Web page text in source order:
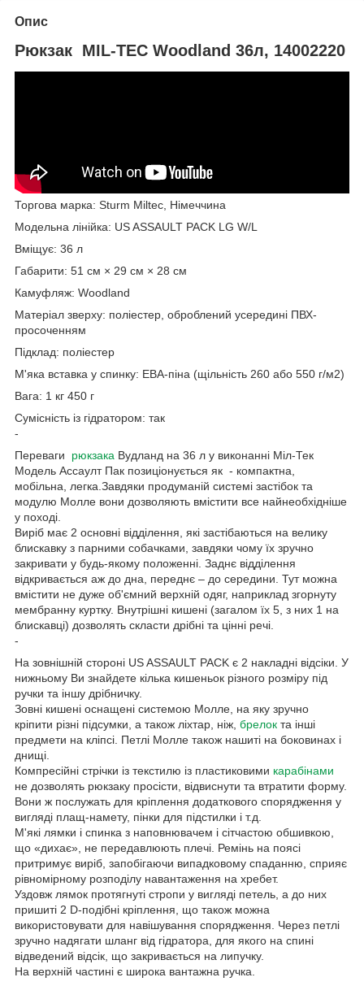
Опис
Рюкзак MIL-TEC Woodland 36л, 14002220
Торгова марка: Sturm Miltec, Німеччина
Модельна лінійка: US ASSAULT PACK LG W/L
Вміщує: 36 л
Габарити: 51 см × 29 см × 28 см
Камуфляж: Woodland
Матеріал зверху: поліестер, оброблений усередині ПВХ-
просоченням
Підклад: поліестер
М'яка вставка у спинку: ЕВА-піна (щільність 260 або 550 г/м2)
Вага: 1 кг 450 г
Сумісність із гідратором: так
-
Переваги рюкзака Вудланд на 36 л у виконанні Міл-Тек
Модель Ассаулт Пак позиціонується як - компактна,
мобільна, легка.Завдяки продуманій системі застібок та
модулю Молле вони дозволяють вмістити все найнеобхідніше
у поході.
Виріб має 2 основні відділення, які застібаються на велику
блискавку з парними собачками, завдяки чому їх зручно
закривати у будь-якому положенні. Заднє відділення
відкривається аж до дна, переднє – до середини. Тут можна
вмістити не дуже об'ємний верхній одяг, наприклад згорнуту
мембранну куртку. Внутрішні кишені (загалом їх 5, з них 1 на
блискавці) дозволять скласти дрібні та цінні речі.
-
На зовнішній стороні US ASSAULT PACK є 2 накладні відсіки. У
нижньому Ви знайдете кілька кишеньок різного розміру під
ручки та іншу дрібничку.
Зовні кишені оснащені системою Молле, на яку зручно
кріпити різні підсумки, а також ліхтар, ніж, брелок та інші
предмети на кліпсі. Петлі Молле також нашиті на боковинах і
днищі.
Компресійні стрічки із текстилю із пластиковими карабінами
не дозволять рюкзаку просісти, відвиснути та втратити форму.
Вони ж послужать для кріплення додаткового спорядження у
вигляді плащ-намету, пінки для підстилки і т.д.
М'які лямки і спинка з наповнювачем і сітчастою обшивкою,
що «дихає», не передавлюють плечі. Ремінь на поясі
притримує виріб, запобігаючи випадковому спаданню, сприяє
рівномірному розподілу навантаження на хребет.
Уздовж лямок протягнуті стропи у вигляді петель, а до них
пришиті 2 D-подібні кріплення, що також можна
використовувати для навішування спорядження. Через петлі
зручно надягати шланг від гідратора, для якого на спині
відведений відсік, що закривається на липучку.
На верхній частині є широка вантажна ручка.